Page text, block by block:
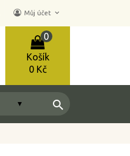
Můj účet keyboard_arrow_down
Košík
0
0 Kč
search